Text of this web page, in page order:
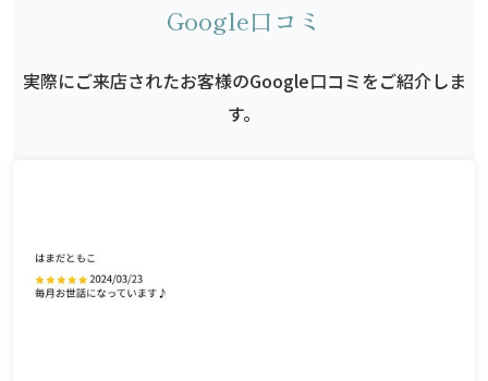
Google口コミ
実際にご来店されたお客様のGoogle口コミをご紹介しま
す。